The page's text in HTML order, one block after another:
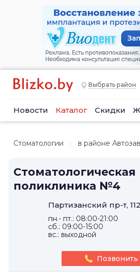
Выбрать район
Новости Каталог Скидки
Стоматологии в районе
Стоматологическая
поликлиника №4
Партизанский пр-т,
пн.- пт.: 08:00-21:00
сб.: 09:00-15:00
вс.: выходной
Позвонить